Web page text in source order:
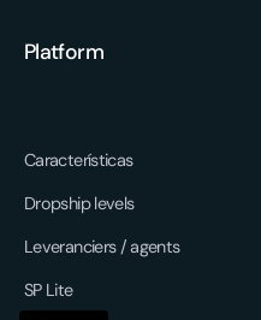
Platform
Características
Dropship levels
Leveranciers / agents
SP Lite